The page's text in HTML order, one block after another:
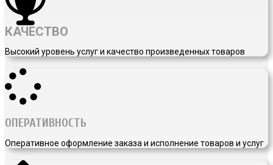
КАЧЕСТВО
Высокий уровень услуг и качество произведенных товаров
ОПЕРАТИВНОСТЬ
Оперативное оформление заказа и исполнение товаров и услуг